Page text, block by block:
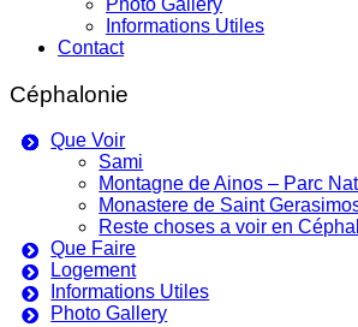
Photo Gallery
Informations Utiles
Contact
Céphalonie
Que Voir
Sami
Montagne de Ainos – Parc
Monastere de Saint
Reste choses a voir en
Que Faire
Logement
Informations Utiles
Photo Gallery